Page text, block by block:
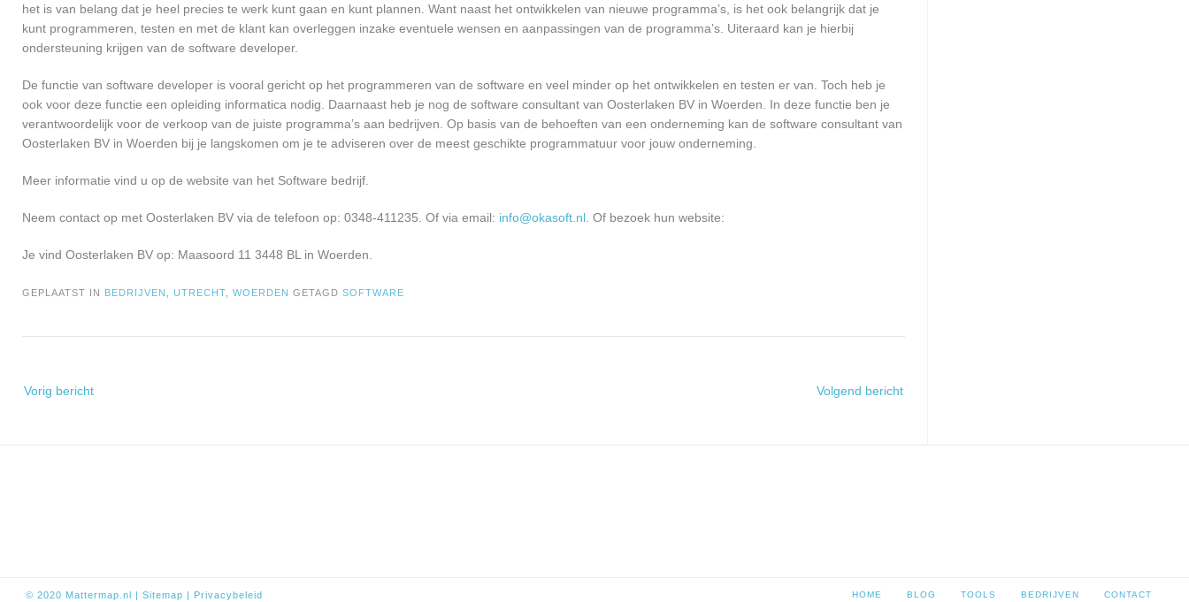
het is van belang dat je heel precies te werk kunt gaan en kunt plannen. Want naast het ontwikkelen van nieuwe programma’s, is het ook belangrijk dat je
kunt programmeren, testen en met de klant kan overleggen inzake eventuele wensen en aanpassingen van de programma’s. Uiteraard kan je hierbij
ondersteuning krijgen van de software developer.
De functie van software developer is vooral gericht op het programmeren van de software en veel minder op het ontwikkelen en testen er van. Toch heb je
ook voor deze functie een opleiding informatica nodig. Daarnaast heb je nog de software consultant van Oosterlaken BV in Woerden. In deze functie ben je
verantwoordelijk voor de verkoop van de juiste programma’s aan bedrijven. Op basis van de behoeften van een onderneming kan de software consultant van
Oosterlaken BV in Woerden bij je langskomen om je te adviseren over de meest geschikte programmatuur voor jouw onderneming.
Meer informatie vind u op de website van het Software bedrijf.
Neem contact op met Oosterlaken BV via de telefoon op: 0348-411235. Of via email: info@okasoft.nl . Of bezoek hun website:
Je vind Oosterlaken BV op: Maasoord 11 3448 BL in Woerden.
GEPLAATST IN BEDRIJVEN UTRECHT WOERDEN GETAGD SOFTWARE
navigatie
Vorig bericht Volgend bericht
© 2020 Mattermap.nl | Sitemap | Privacybeleid HOME BLOG TOOLS BEDRIJVEN CONTACT